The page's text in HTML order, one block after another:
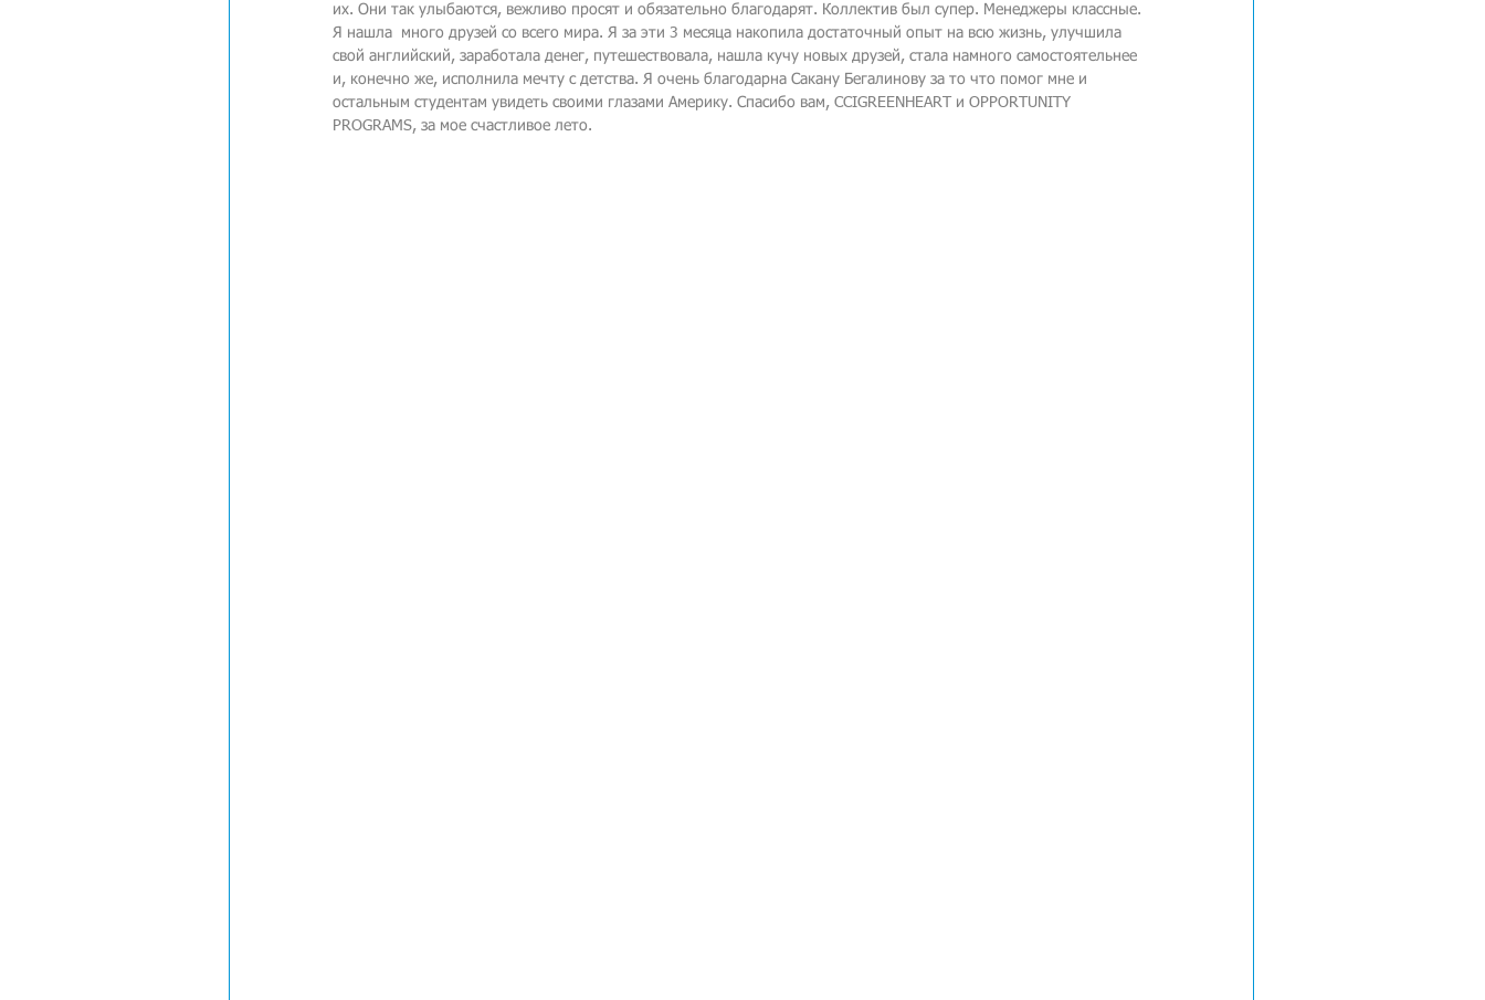
их. Они так улыбаются, вежливо просят и обязательно благодарят. Коллектив был супер. Менеджеры классные.
Я нашла  много друзей со всего мира. Я за эти 3 месяца накопила достаточный опыт на всю жизнь, улучшила
свой английский, заработала денег, путешествовала, нашла кучу новых друзей, стала намного самостоятельнее
и, конечно же, исполнила мечту с детства. Я очень благодарна Сакану Бегалинову за то что помог мне и
остальным студентам увидеть своими глазами Америку. Спасибо вам, CCIGREENHEART и OPPORTUNITY
PROGRAMS, за мое счастливое лето.